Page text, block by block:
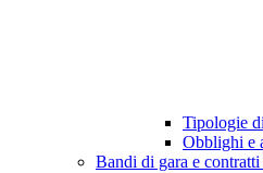
Tipologie
Obblighi e
Bandi di gara e contratti